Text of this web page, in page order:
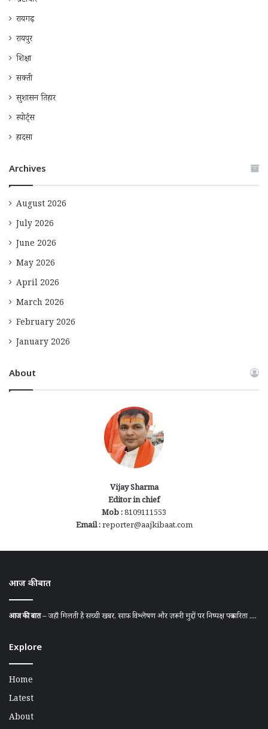
रायगढ़
रायपुर
शिक्षा
सक्ती
सुशासन तिहार
स्पोर्ट्स
हादसा
Archives
August 2026
July 2026
June 2026
May 2026
April 2026
March 2026
February 2026
January 2026
About
Vijay Sharma
Editor in chief
Mob :8109111553
Email :reporter@aajkibaat.com
आज की बात
आज की बात– जहाँ मिलती है सच्ची खबर, साफ़ विश्लेषण और ज़रूरी मुद्दों पर निष्पक्ष पत्रकारिता ....
Explore
Home
Latest
About